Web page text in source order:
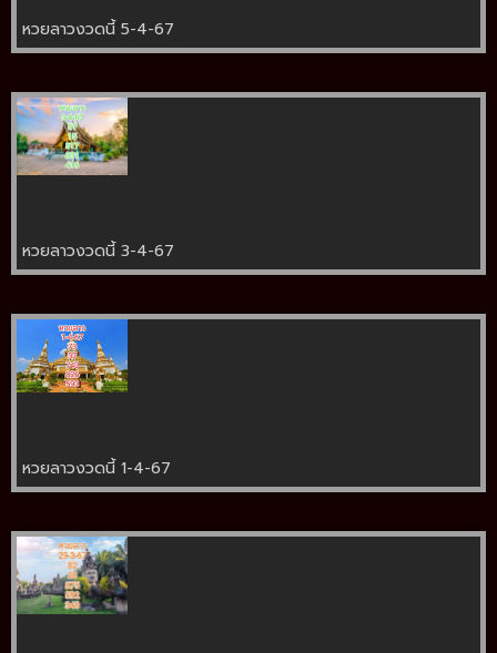
หวยลาวงวดนี้ 5-4-67
หวยลาวงวดนี้ 3-4-67
หวยลาวงวดนี้ 1-4-67